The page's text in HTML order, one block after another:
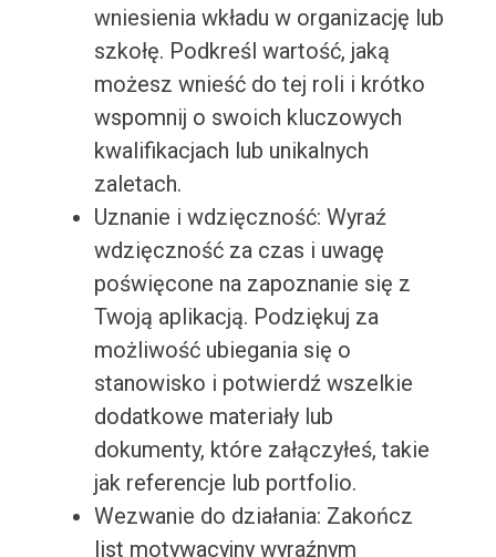
wniesienia wkładu w organizację lub
szkołę. Podkreśl wartość, jaką
możesz wnieść do tej roli i krótko
wspomnij o swoich kluczowych
kwalifikacjach lub unikalnych
zaletach.
Uznanie i wdzięczność: Wyraź
wdzięczność za czas i uwagę
poświęcone na zapoznanie się z
Twoją aplikacją. Podziękuj za
możliwość ubiegania się o
stanowisko i potwierdź wszelkie
dodatkowe materiały lub
dokumenty, które załączyłeś, takie
jak referencje lub portfolio.
Wezwanie do działania: Zakończ
list motywacyjny wyraźnym